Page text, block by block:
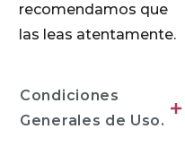
recomendamos que
las leas atentamente.
Condiciones
Generales de Uso.